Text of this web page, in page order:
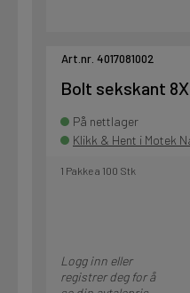
Art.nr. 4017081002
Bolt sekskant
På nettlager
Klikk & Hent i Motek
1 Pakke a 100 Stk
Logg inn eller
registrer deg for å